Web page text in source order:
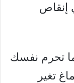
إنقاص
تحرم نفسك
تغير